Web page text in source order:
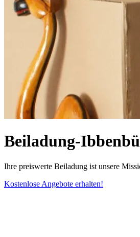
Beiladung-
Ihre preiswerte Beiladung ist unsere
Kostenlose Angebote erhalten!